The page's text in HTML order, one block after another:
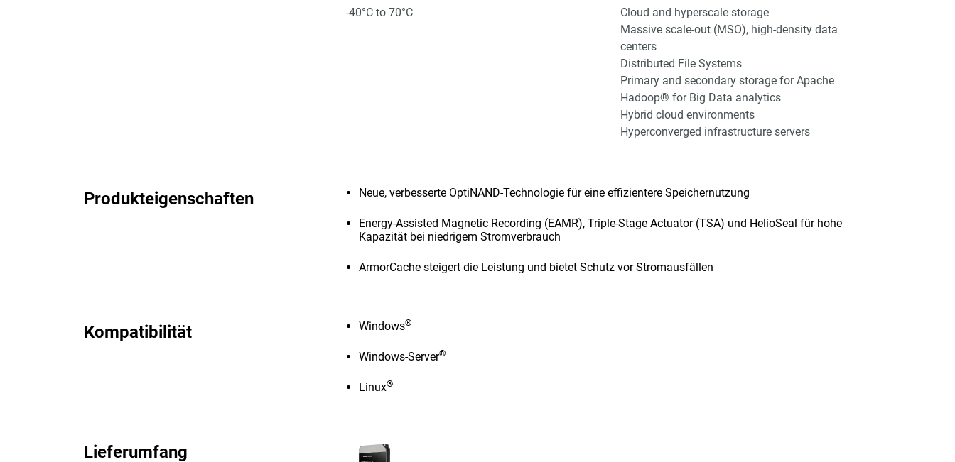
-40°C to 70°C
Cloud and hyperscale storage
Massive scale-out (MSO), high-density data
centers
Distributed File Systems
Primary and secondary storage for Apache
Hadoop® for Big Data analytics
Hybrid cloud environments
Hyperconverged infrastructure servers
Produkteigenschaften Neue, verbesserte OptiNAND-Technologie für eine effizientere Speichernutzung
Energy-Assisted Magnetic Recording (EAMR), Triple-Stage Actuator (TSA) und HelioSeal für hohe
Kapazität bei niedrigem Stromverbrauch
ArmorCache steigert die Leistung und bietet Schutz vor Stromausfällen
Kompatibilität Windows®
Windows-Server®
Linux®
Lieferumfang